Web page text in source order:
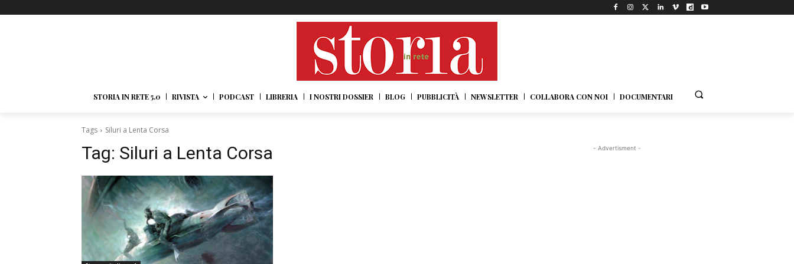
STORIA IN RETE 5.0 RIVISTA PODCAST LIBRERIA I NOSTRI DOSSIER BLOG PUBBLICITÀ NEWSLETTER COLLABORA CON NOI DOCUMENTARI
Tags Siluri a Lenta Corsa
Tag: Siluri a Lenta Corsa - Advertisment -